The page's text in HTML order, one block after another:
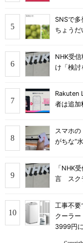
SNSで
ちょうだ
NHK受
け「検
Rakuten
者は追加
スマホ
がちな“
「NHK
言 スク
工事不要
クーラ
3999円に